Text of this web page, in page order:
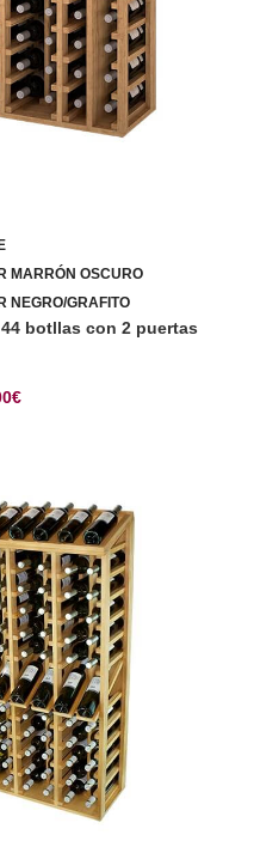
MARRÓN OSCURO
NEGRO/GRAFITO
botllas con 2 puertas
€